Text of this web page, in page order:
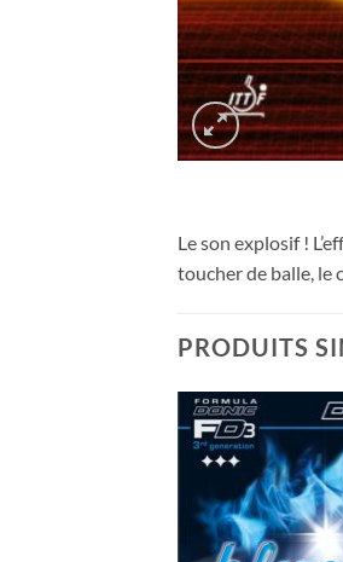
Le son explosif !
toucher de balle, le
PRODUITS